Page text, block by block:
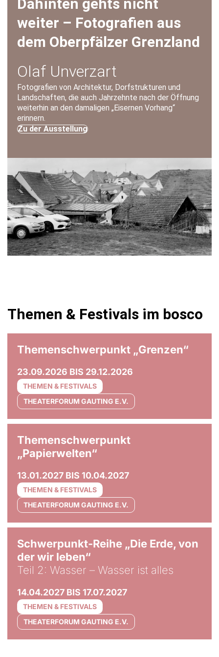
Dahinten gehts nicht
weiter – Fotografien aus
dem Oberpfälzer Grenzland
Olaf Unverzart
Fotografien von Architektur, Dorfstrukturen und
Landschaften, die auch Jahrzehnte nach der Öffnung
weiterhin an den damaligen „Eisernen Vorhang“
erinnern.
Zu der Ausstellung
Themen & Festivals im bosco
Themenschwerpunkt „Grenzen“
23.09.2026 BIS 29.12.2026
THEMEN & FESTIVALS
THEATERFORUM GAUTING E.V.
© Anna Maria Bellmann
Themenschwerpunkt
„Papierwelten“
13.01.2027 BIS 10.04.2027
THEMEN & FESTIVALS
THEATERFORUM GAUTING E.V.
© Tom Hegen
Schwerpunkt-Reihe „Die Erde, von
der wir leben“
Teil 2: Wasser – Wasser ist alles
14.04.2027 BIS 17.07.2027
THEMEN & FESTIVALS
THEATERFORUM GAUTING E.V.